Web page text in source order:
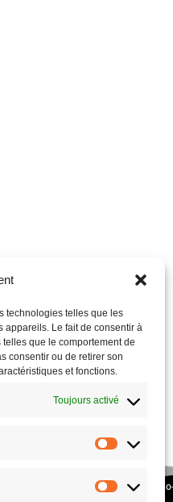
technologies telles que les
appareils. Le fait de consentir à
que le comportement de
consentir ou de retirer son
et fonctions.
Toujours activé
ASSOCIATION CULTURE